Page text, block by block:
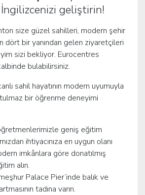
geliştirin!
size güzel sahilleri, modern şehir
dört bir yanından gelen ziyaretçileri
sizi bekliyor. Eurocentres
bulabilirsiniz.
sahil hayatının modern uyumuyla
bir öğrenme deneyimi
geniş eğitim
ihtiyacınıza en uygun olanı
imkânlara göre donatılmış
alın.
Palace Pier’inde balık ve
tadına varın.